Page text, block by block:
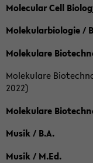
Molecular Cell
Molekularbiologie /
Molekulare
Molekulare
2022)
Molekulare
Musik / B.A.
Musik / M.Ed.